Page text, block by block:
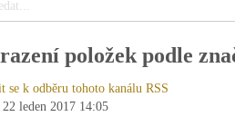
položek podle
se k odběru tohoto kanálu RSS
22 leden 2017 14:05